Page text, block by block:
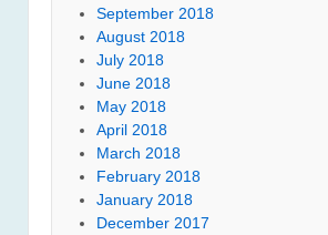
September 2018
August 2018
July 2018
June 2018
May 2018
April 2018
March 2018
February 2018
January 2018
December 2017